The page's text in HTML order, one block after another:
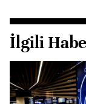
İlgili